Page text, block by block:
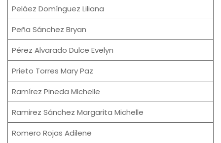
Peláez Domínguez Liliana
Peña Sánchez Bryan
Pérez Alvarado Dulce Evelyn
Prieto Torres Mary Paz
Ramírez Pineda MIchelle
Ramirez Sánchez Margarita Michelle
Romero Rojas Adilene